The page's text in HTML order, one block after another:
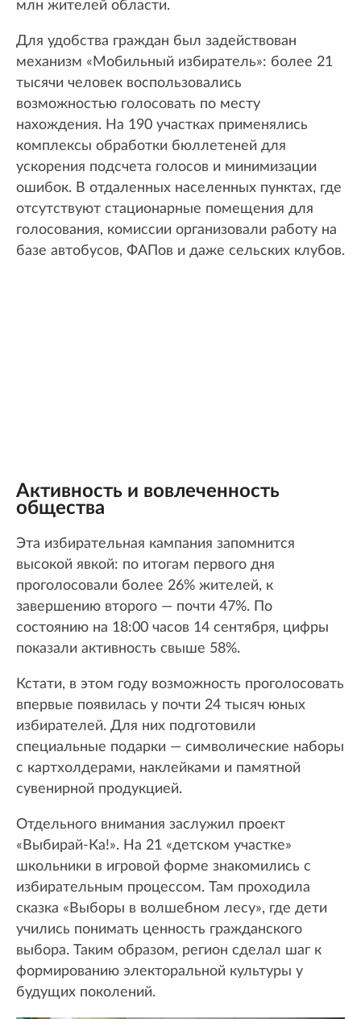
млн жителей области.
Для удобства граждан был задействован
механизм «Мобильный избиратель»: более 21
тысячи человек воспользовались
возможностью голосовать по месту
нахождения. На 190 участках применялись
комплексы обработки бюллетеней для
ускорения подсчета голосов и минимизации
ошибок. В отдаленных населенных пунктах, где
отсутствуют стационарные помещения для
голосования, комиссии организовали работу на
базе автобусов, ФАПов и даже сельских клубов.
Активность и вовлеченность
общества
Эта избирательная кампания запомнится
высокой явкой: по итогам первого дня
проголосовали более 26% жителей, к
завершению второго — почти 47%. По
состоянию на 18:00 часов 14 сентября, цифры
показали активность свыше 58%.
Кстати, в этом году возможность проголосовать
впервые появилась у почти 24 тысяч юных
избирателей. Для них подготовили
специальные подарки — символические наборы
с картхолдерами, наклейками и памятной
сувенирной продукцией.
Отдельного внимания заслужил проект
«Выбирай-Ка!». На 21 «детском участке»
школьники в игровой форме знакомились с
избирательным процессом. Там проходила
сказка «Выборы в волшебном лесу», где дети
учились понимать ценность гражданского
выбора. Таким образом, регион сделал шаг к
формированию электоральной культуры у
будущих поколений.